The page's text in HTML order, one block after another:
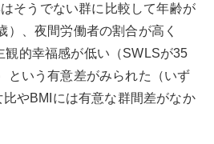
そうでない群に比較して年齢が
）、夜間労働者の割合が高く
観的幸福感が低い（SWLSが35
という有意差がみられた（いず
やBMIには有意な群間差がなか